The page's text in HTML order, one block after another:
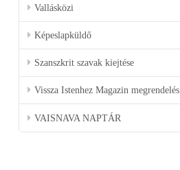
Vallásközi
Képeslapküldő
Szanszkrit szavak kiejtése
Vissza Istenhez Magazin megrendelés
VAISNAVA NAPTÁR